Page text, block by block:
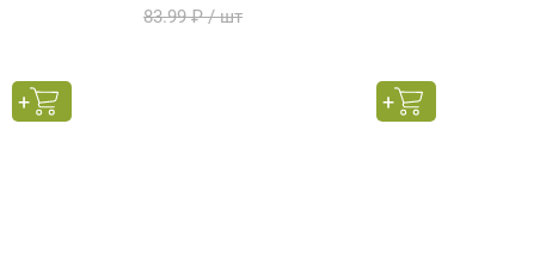
83.99 ₽ / шт